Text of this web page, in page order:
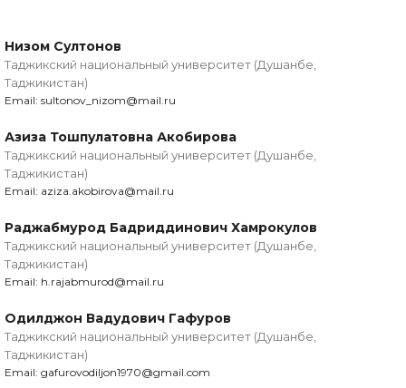
Низом Султонов
Таджикский национальный университет (Душанбе,
Таджикистан)
Email: sultonov_nizom@mail.ru
Азиза Тошпулатовна Акобирова
Таджикский национальный университет (Душанбе,
Таджикистан)
Email: aziza.akobirova@mail.ru
Раджабмурод Бадриддинович Хамрокулов
Таджикский национальный университет (Душанбе,
Таджикистан)
Email: h.rajabmurod@mail.ru
Одилджон Вадудович Гафуров
Таджикский национальный университет (Душанбе,
Таджикистан)
Email: gafurovodiljon1970@gmail.com